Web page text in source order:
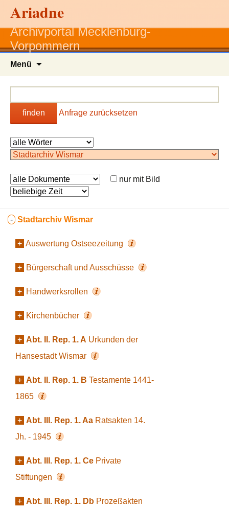
Ariadne
Archivportal Mecklenburg-
Vorpommern
Menü
finden Anfrage zurücksetzen
nur mit Bild
- Stadtarchiv Wismar
+ Auswertung Ostseezeitung
+ Bürgerschaft und Ausschüsse
+ Handwerksrollen
+ Kirchenbücher
+ Abt. II. Rep. 1. A Urkunden der
Hansestadt Wismar
+ Abt. II. Rep. 1. B Testamente 1441-
1865
+ Abt. III. Rep. 1. Aa Ratsakten 14.
Jh. - 1945
+ Abt. III. Rep. 1. Ce Private
Stiftungen
+ Abt. III. Rep. 1. Db Prozeßakten